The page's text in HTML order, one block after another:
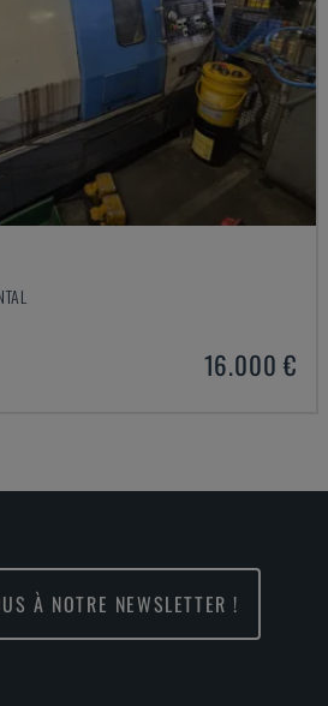
16.000 €
À NOTRE NEWSLETTER !